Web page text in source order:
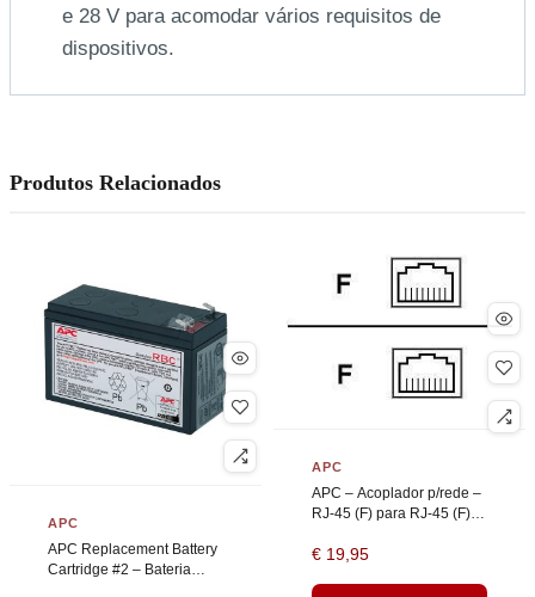
e 28 V para acomodar vários requisitos de
dispositivos.
Produtos Relacionados
APC
APC Replacement Battery
Cartridge #2 – Bateria
APC
APC – Acoplador p/rede –
RJ-45 (F) para RJ-45 (F) –
€ 19,95